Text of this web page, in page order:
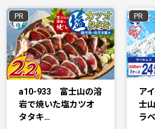
PR
a10-933 富士山の溶
岩で焼いた塩カツオ
タタキ…
PR
ア
士
ラ